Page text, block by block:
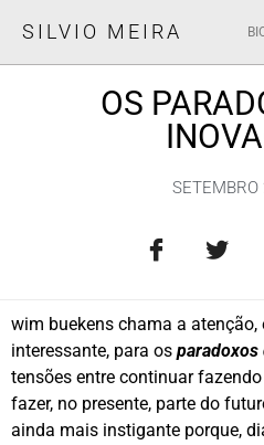
SILVIO MEIRA
OS
SETEMBRO
wim buekens chama a
interessante, para os paradoxos
tensões entre continuar
fazer, no presente, parte do
ainda mais instigante porque,